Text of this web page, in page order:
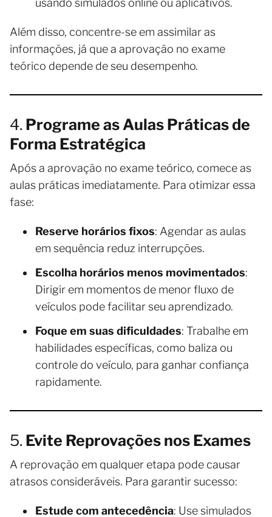
Além disso, concentre-se em assimilar as
informações, já que a aprovação no exame
teórico depende de seu desempenho.
4. Programe as Aulas Práticas de
Forma Estratégica
Após a aprovação no exame teórico, comece as
aulas práticas imediatamente. Para otimizar essa
fase:
Reserve horários fixos: Agendar as aulas
em sequência reduz interrupções.
Escolha horários menos movimentados:
Dirigir em momentos de menor fluxo de
veículos pode facilitar seu aprendizado.
Foque em suas dificuldades: Trabalhe em
habilidades específicas, como baliza ou
controle do veículo, para ganhar confiança
rapidamente.
5. Evite Reprovações nos Exames
A reprovação em qualquer etapa pode causar
atrasos consideráveis. Para garantir sucesso:
Estude com antecedência: Use simulados